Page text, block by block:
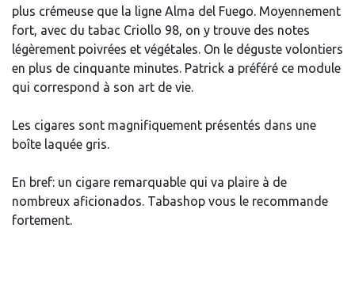
plus crémeuse que la ligne Alma del Fuego. Moyennement
fort, avec du tabac Criollo 98, on y trouve des notes
légèrement poivrées et végétales. On le déguste volontiers
en plus de cinquante minutes. Patrick a préféré ce module
qui correspond à son art de vie.
Les cigares sont magnifiquement présentés dans une
boîte laquée gris.
En bref: un cigare remarquable qui va plaire à de
nombreux aficionados. Tabashop vous le recommande
fortement.